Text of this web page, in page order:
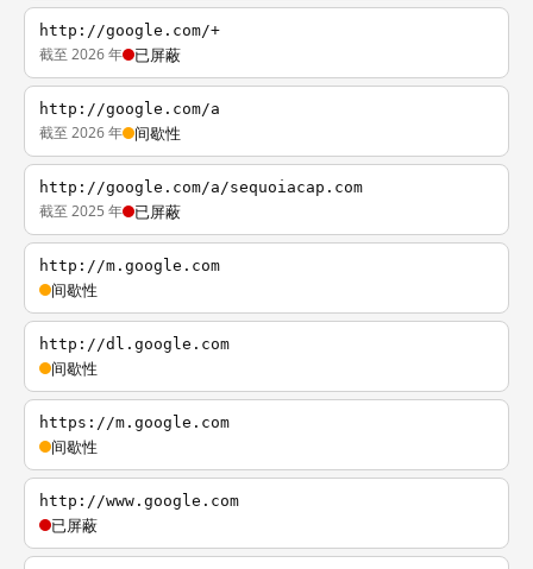
http://google.com/+
截至 2026 年 已屏蔽
http://google.com/a
截至 2026 年 间歇性
http://google.com/a/sequoiacap.com
截至 2025 年 已屏蔽
http://m.google.com
间歇性
http://dl.google.com
间歇性
https://m.google.com
间歇性
http://www.google.com
已屏蔽